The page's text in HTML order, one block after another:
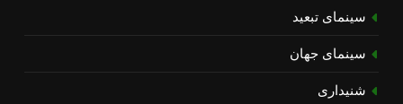
سینمای تبعید
سینمای جهان
شنیداری